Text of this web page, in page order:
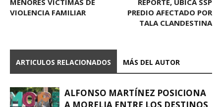
VIOLENCIA FAMILIAR
PREDIO AFECTADO POR
TALA CLANDESTINA
ARTICULOS RELACIONADOS MÁS DEL AUTOR
ALFONSO MARTÍNEZ POSICIONA